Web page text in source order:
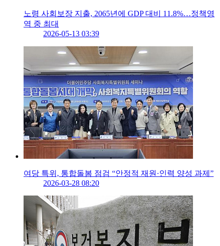
노령 사회보장 지출, 2065년에 GDP 대비 11.8%…정책영
역 중 최대
2026-05-13 03:39
여당 특위, 통합돌봄 점검 “안정적 재원·인력 양성 과제”
2026-03-28 08:20